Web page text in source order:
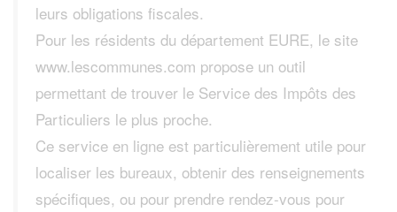
leurs obligations fiscales.
Pour les résidents du département EURE, le site
www.lescommunes.com propose un outil
permettant de trouver le Service des Impôts des
Particuliers le plus proche.
Ce service en ligne est particulièrement utile pour
localiser les bureaux, obtenir des renseignements
spécifiques, ou pour prendre rendez-vous pour